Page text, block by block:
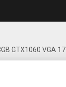
GTX1060 VGA